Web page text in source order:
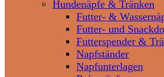
Hundenäpfe & Tränken
Futter- &
Futter- und
Futterspender &
Napfständer
Napfunterlagen